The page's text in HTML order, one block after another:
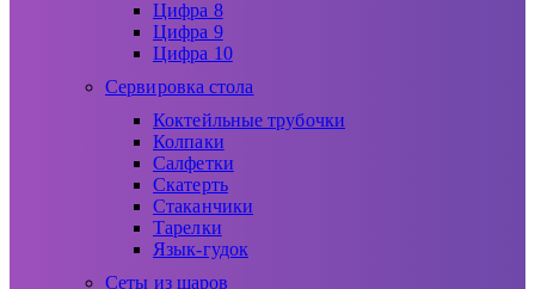
Цифра 8
Цифра 9
Цифра 10
Сервировка стола
Коктейльные трубочки
Колпаки
Салфетки
Скатерть
Стаканчики
Тарелки
Язык-гудок
Сеты из шаров